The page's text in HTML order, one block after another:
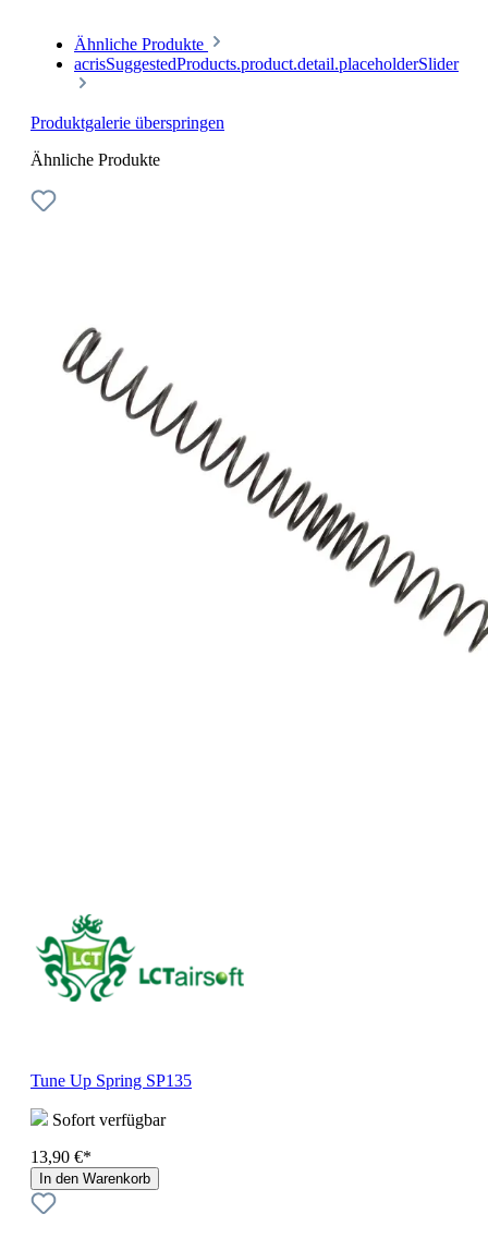
Ähnliche Produkte
acrisSuggestedProducts.product.detail.placeholderSlider
Produktgalerie überspringen
Ähnliche Produkte
Tune Up Spring SP135
Sofort verfügbar
13,90 €*
In den Warenkorb